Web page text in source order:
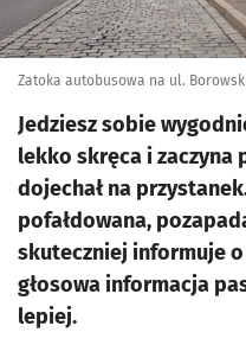
Zatoka autobusowa na ul.
Jedziesz sobie
lekko skręca i zaczyna
dojechał na
pofałdowana,
skuteczniej informuje
głosowa informacja
lepiej.